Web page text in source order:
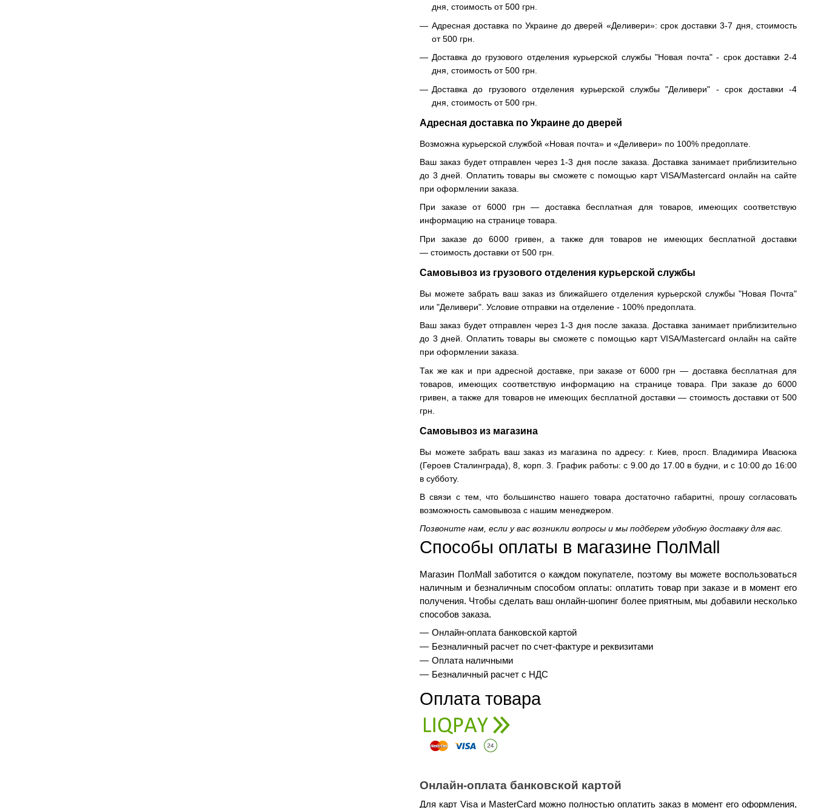
дня, стоимость от 500 грн.
Адресная доставка по Украине до дверей «Деливери»: срок доставки 3-7 дня, стоимость
от 500 грн.
Доставка до грузового отделения курьерской службы "Новая почта" - срок доставки 2-4
дня, стоимость от 500 грн.
Доставка до грузового отделения курьерской службы "Деливери" - срок доставки -4
дня, стоимость от 500 грн.
Адресная доставка по Украине до дверей
Возможна курьерской службой «Новая почта» и «Деливери» по 100% предоплате.
Ваш заказ будет отправлен через 1-3 дня после заказа. Доставка занимает приблизительно
до 3 дней. Оплатить товары вы сможете с помощью карт VISA/Mastercard онлайн на сайте
при оформлении заказа.
При заказе от 6000 грн — доставка бесплатная для товаров, имеющих соответствую
информацию на странице товара.
При заказе до 6000 гривен, а также для товаров не имеющих бесплатной доставки
— стоимость доставки от 500 грн.
Самовывоз из грузового отделения курьерской службы
Вы можете забрать ваш заказ из ближайшего отделения курьерской службы "Новая Почта"
или "Деливери". Условие отправки на отделение - 100% предоплата.
Ваш заказ будет отправлен через 1-3 дня после заказа. Доставка занимает приблизительно
до 3 дней. Оплатить товары вы сможете с помощью карт VISA/Mastercard онлайн на сайте
при оформлении заказа.
Так же как и при адресной доставке, при заказе от 6000 грн — доставка бесплатная для
товаров, имеющих соответствую информацию на странице товара. При заказе до 6000
гривен, а также для товаров не имеющих бесплатной доставки — стоимость доставки от 500
грн.
Самовывоз из магазина
Вы можете забрать ваш заказ из магазина по адресу: г. Киев, просп. Владимира Ивасюка
(Героев Сталинграда), 8, корп. 3. График работы: с 9.00 до 17.00 в будни, и с 10:00 до 16:00
в субботу.
В связи с тем, что большинство нашего товара достаточно габаритні, прошу согласовать
возможность самовывоза с нашим менеджером.
Позвоните нам, если у вас возникли вопросы и мы подберем удобную доставку для вас.
Способы оплаты в магазине ПолMall
Магазин ПолMall
заботится о каждом покупателе, поэтому вы можете воспользоваться
наличным и безналичным способом оплаты: оплатить товар при заказе и в момент его
получения. Чтобы сделать ваш онлайн-шопинг более приятным, мы добавили несколько
способов заказа.
Онлайн-оплата банковской картой
Безналичный расчет по счет-фактуре и реквизитами
Оплата наличными
Безналичный расчет с НДС
Оплата товара
Онлайн-оплата банковской картой
Для карт Visa и MasterCard можно полностью оплатить заказ в момент его оформления,